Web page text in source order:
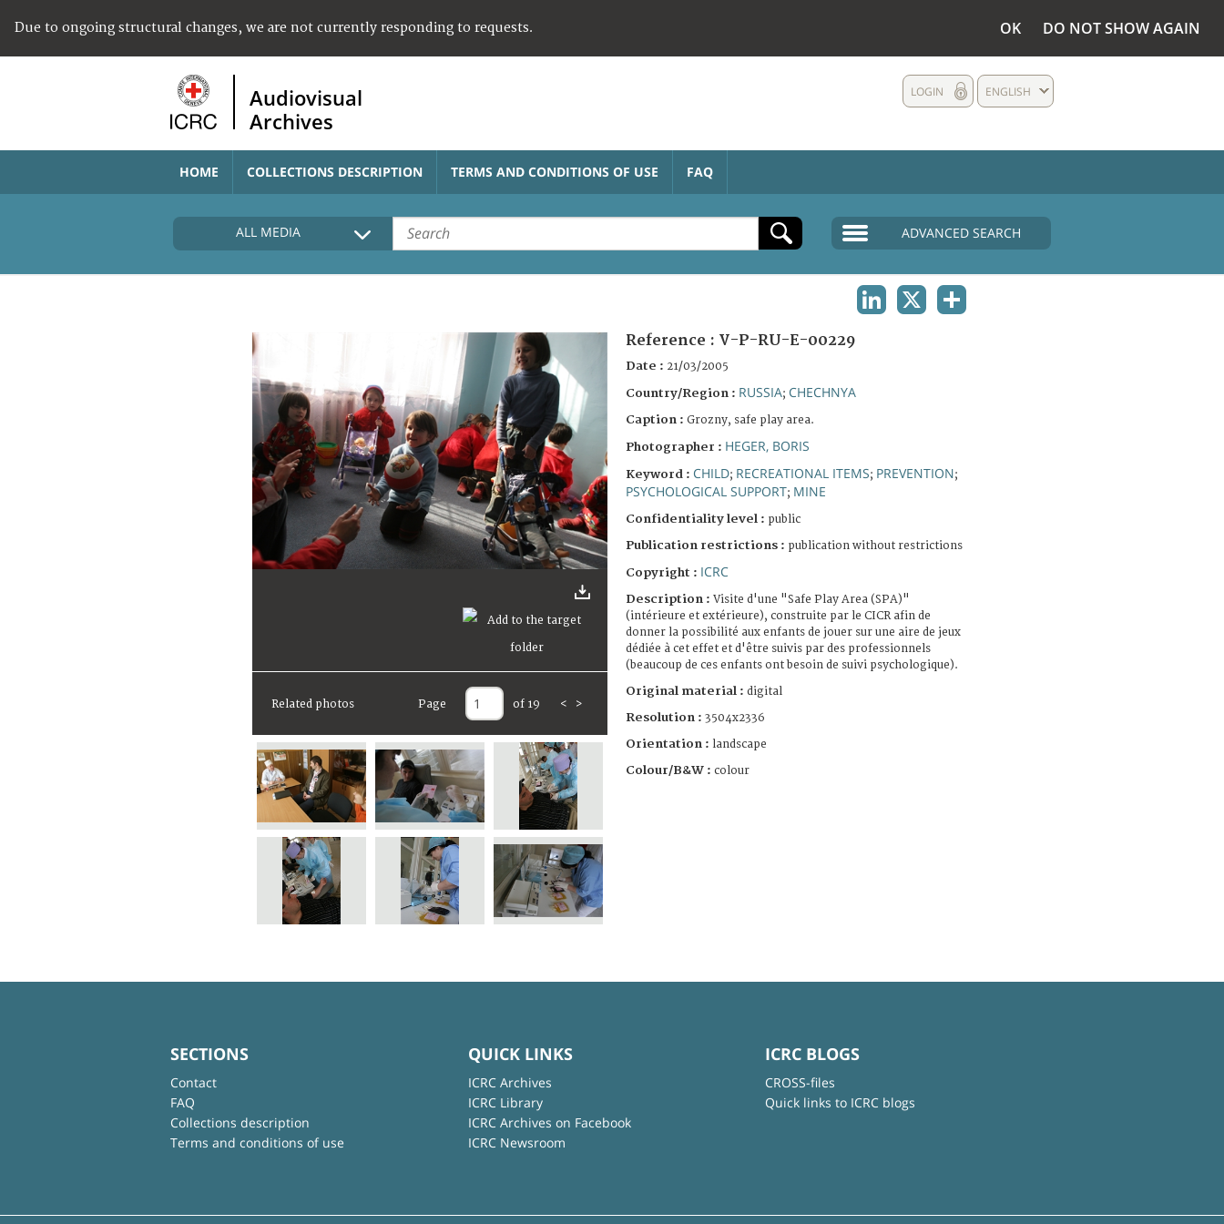
Due to ongoing structural changes, we are not currently responding to requests. OK DO NOT SHOW AGAIN
Audiovisual
Archives
ENGLISH
LOGIN
HOME COLLECTIONS DESCRIPTION TERMS AND CONDITIONS OF USE FAQ
ALL MEDIA ADVANCED SEARCH
Related photos Page of 19 < >
Reference : V-P-RU-E-00229
Date : 21/03/2005
Country/Region : RUSSIA; CHECHNYA
Caption : Grozny, safe play area.
Photographer : HEGER, BORIS
Keyword : CHILD; RECREATIONAL ITEMS; PREVENTION;
PSYCHOLOGICAL SUPPORT; MINE
Confidentiality level : public
Publication restrictions : publication without restrictions
Copyright : ICRC
Description : Visite d'une "Safe Play Area (SPA)"
(intérieure et extérieure), construite par le CICR afin de
donner la possibilité aux enfants de jouer sur une aire de jeux
dédiée à cet effet et d'être suivis par des professionnels
(beaucoup de ces enfants ont besoin de suivi psychologique).
Original material : digital
Resolution : 3504x2336
Orientation : landscape
Colour/B&W : colour
SECTIONS
Contact
FAQ
Collections description
Terms and conditions of use
QUICK LINKS
ICRC Archives
ICRC Library
ICRC Archives on Facebook
ICRC Newsroom
ICRC BLOGS
CROSS-files
Quick links to ICRC blogs